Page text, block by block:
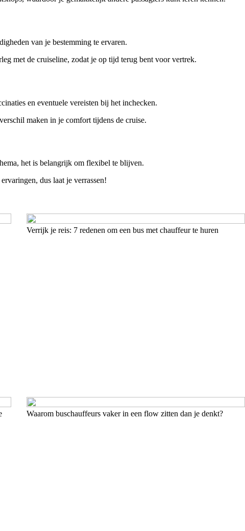
van je bestemming te ervaren.
met de cruiseline, zodat je op tijd terug bent voor vertrek.
en eventuele vereisten bij het inchecken.
maken in je comfort tijdens de cruise.
het is belangrijk om flexibel te blijven.
dus laat je verrassen!
Verrijk je reis: 7 redenen om een bus met chauffeur te huren
Waarom buschauffeurs vaker in een flow zitten dan je denkt?